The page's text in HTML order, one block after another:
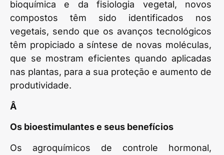
bioquímica e da fisiologia vegetal, novos
compostos têm sido identificados nos
vegetais, sendo que os avanços tecnológicos
têm propiciado a síntese de novas moléculas,
que se mostram eficientes quando aplicadas
nas plantas, para a sua proteção e aumento de
produtividade.
Â
Os bioestimulantes e seus benefícios
Os agroquímicos de controle hormonal,